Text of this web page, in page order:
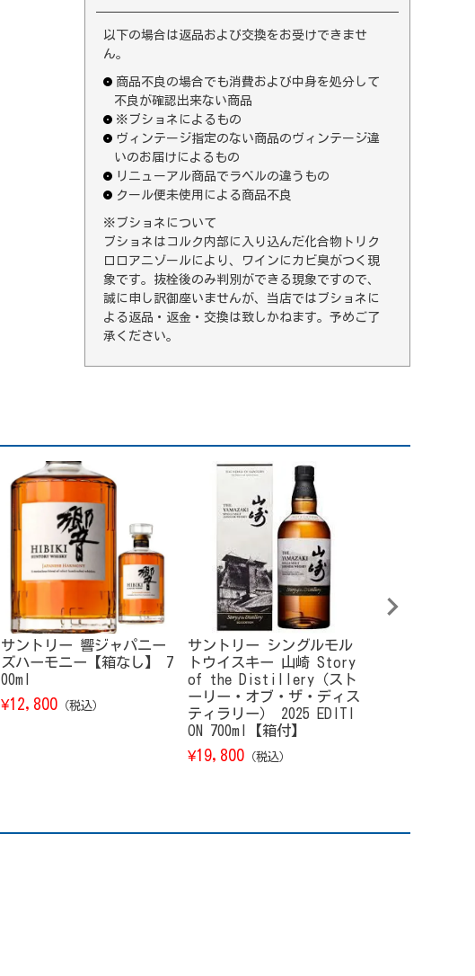
以下の場合は返品および交換をお受けできませ
ん。
商品不良の場合でも消費および中身を処分して
不良が確認出来ない商品
※ブショネによるもの
ヴィンテージ指定のない商品のヴィンテージ違
いのお届けによるもの
リニューアル商品でラベルの違うもの
クール便未使用による商品不良
※ブショネについて
ブショネはコルク内部に入り込んだ化合物トリク
ロロアニゾールにより、ワインにカビ臭がつく現
象です。抜栓後のみ判別ができる現象ですので、
誠に申し訳御座いませんが、当店ではブショネに
よる返品・返金・交換は致しかねます。予めご了
承ください。
サントリー 響ジャパニー
ズハーモニー【箱なし】 7
00ml
¥12,800 （税込）
サントリー シングルモル
トウイスキー 山崎 Story
of the Distillery（スト
ーリー・オブ・ザ・ディス
ティラリー） 2025 EDITI
ON 700ml【箱付】
¥19,800 （税込）